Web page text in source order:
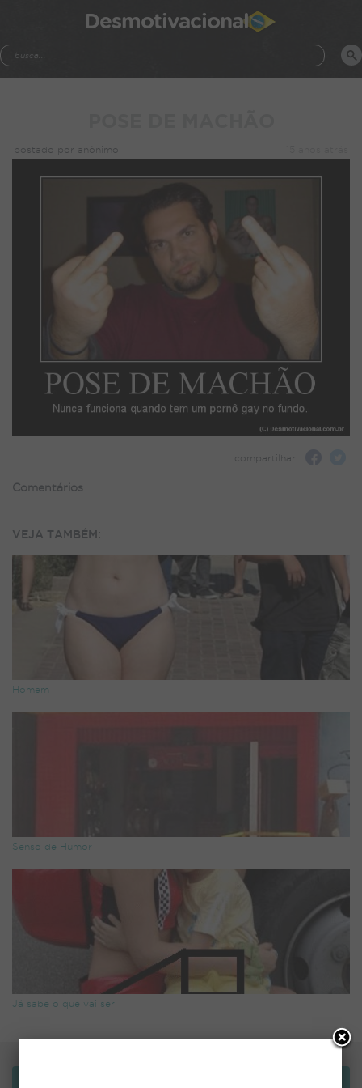
Desmotivacional
postado por anônimo
compartilhar:
Comentários
VEJA TAMBÉM:
Homem
Senso de Humor
Já sabe o que vai ser